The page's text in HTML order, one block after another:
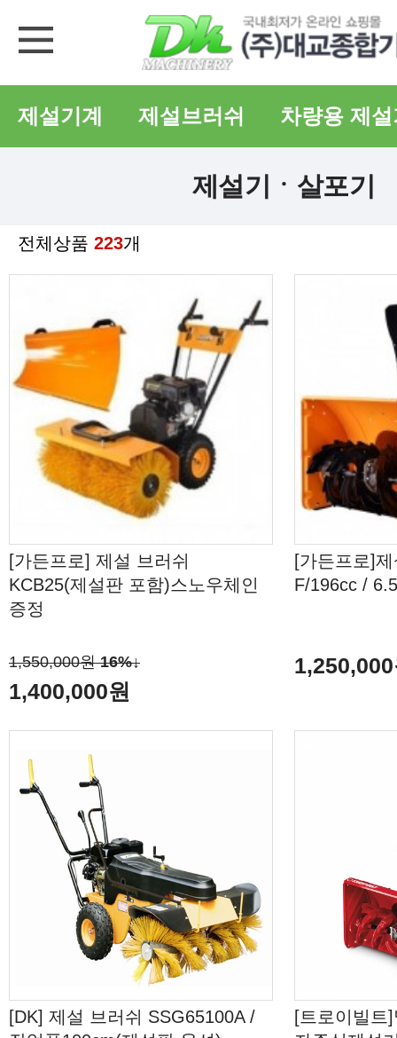
제설기계 제설브러쉬 차량용 제
제설기ㆍ살포기
전체상품 223개
[가든프로] 제설 브러쉬
KCB25(제설판 포함)스노우체인
증정
1,550,000원 16%↓
1,400,000원
[가든프로]
F/196cc /
[DK] 제설 브러쉬 SSG65100A /
[트로이빌트